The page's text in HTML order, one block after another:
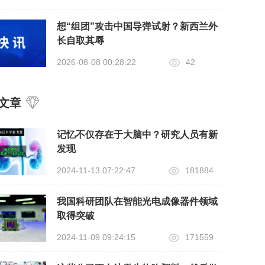
想“组团”攻击中国导弹试射？新西兰外
长自取其辱
2026-08-08 00:28:22 42
章
记忆不仅存在于大脑中？研究人员有新
发现
2024-11-13 07:22:47 181884
我国科研团队在智能光电成像器件领域
取得突破
2024-11-09 09:24:15 171559